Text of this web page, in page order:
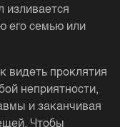
изливается
его семью или
видеть проклятия
неприятности,
и заканчивая
Чтобы